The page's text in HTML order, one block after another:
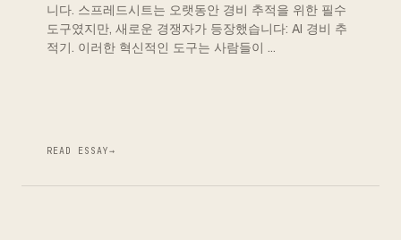
니다. 스프레드시트는 오랫동안 경비 추적을 위한 필수
도구였지만, 새로운 경쟁자가 등장했습니다: AI 경비 추
적기. 이러한 혁신적인 도구는 사람들이 …
READ ESSAY→